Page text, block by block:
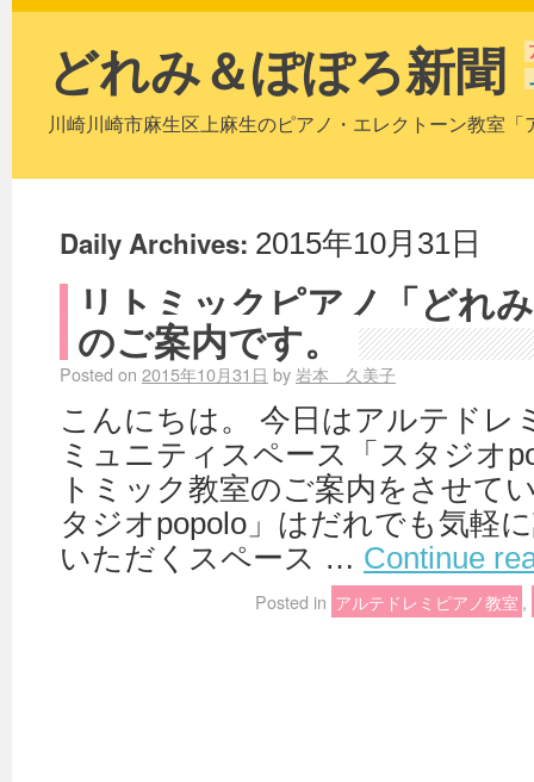
どれみ＆ぽぽろ新聞
川崎川崎市麻生区上麻生のピアノ・エレクトーン教室
Daily Archives: 2015年10月31日
リトミックピアノ「どれ
のご案内です。
Posted on 2015年10月31日 by岩本 久美子
こんにちは。 今日はアルテドレ
ミュニティスペース「スタジオ
トミック教室のご案内をさせて
タジオpopolo」はだれでも気軽
いただくスペース … Continue
Posted in アルテドレミピアノ教室 ,